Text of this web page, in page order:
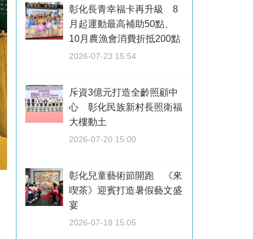
彰化長青幸福卡再升級 8
月起運動最高補助50點、
10月農漁會消費折抵200點
2026-07-23 15:54
斥資3億元打造全齡照顧中
心 彰化民族新村長照衛福
大樓動土
2026-07-20 15:00
彰化兒童藝術節開跑 《來
喫茶》迎賓打造暑假藝文盛
宴
2026-07-18 15:05